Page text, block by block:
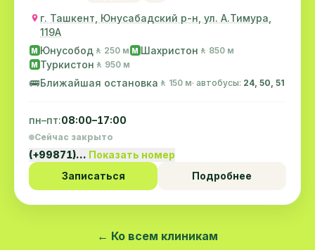
г. Ташкент, Юнусабадский р-н, ул. А.Тимура,
119A
M Юнусобод 🚶 250 м M Шахристон 🚶 850 м
M Туркистон 🚶 950 м
🚌Ближайшая остановка 🚶 150 м· автобусы: 24, 50, 51
пн–пт:08:00–17:00
Сейчас закрыто
(+99871)… Показать номер
Записаться
Подробнее
← Ко всем клиникам